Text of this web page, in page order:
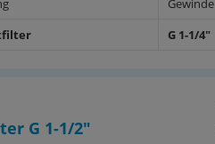
Gewinde
G 1-1/4"
G 1-1/2"